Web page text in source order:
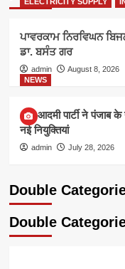
ਪਾਵਰਕਾਮ ਨਿਰਵਿਘਨ
ਡਾ. ਬਸੰਤ ਗਰ
admin
August 8, 2026
NEWS
आम आदमी पार्टी ने पंजाब
नई नियुक्तियां
admin July 28, 2026
Double
Double